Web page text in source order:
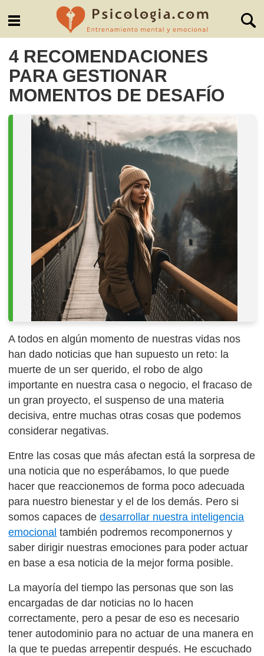
4 RECOMENDACIONES
PARA GESTIONAR
MOMENTOS DE DESAFÍO
A todos en algún momento de nuestras vidas nos
han dado noticias que han supuesto un reto: la
muerte de un ser querido, el robo de algo
importante en nuestra casa o negocio, el fracaso de
un gran proyecto, el suspenso de una materia
decisiva, entre muchas otras cosas que podemos
considerar negativas.
Entre las cosas que más afectan está la sorpresa de
una noticia que no esperábamos, lo que puede
hacer que reaccionemos de forma poco adecuada
para nuestro bienestar y el de los demás. Pero si
somos capaces dedesarrollar nuestra inteligencia
emocional también podremos recomponernos y
saber dirigir nuestras emociones para poder actuar
en base a esa noticia de la mejor forma posible.
La mayoría del tiempo las personas que son las
encargadas de dar noticias no lo hacen
correctamente, pero a pesar de eso es necesario
tener autodominio para no actuar de una manera en
la que te puedas arrepentir después. He escuchado